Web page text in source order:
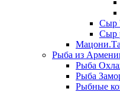
Сыр
Сыр
Рыба из
Рыба
Рыба
Рыбные